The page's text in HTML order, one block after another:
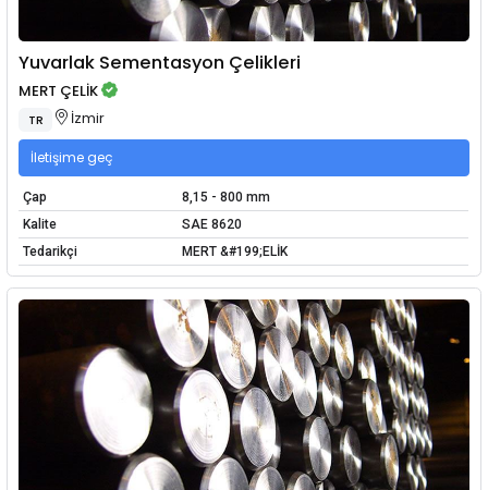
Yuvarlak Sementasyon Çelikleri
MERT ÇELİK
TR İzmir
İletişime geç
Çap
8,15 - 800 mm
Kalite
SAE 8620
Tedarikçi
MERT &#199;ELİK